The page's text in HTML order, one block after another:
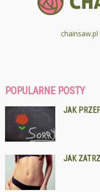
POPULARNE POSTY
JAK
JAK